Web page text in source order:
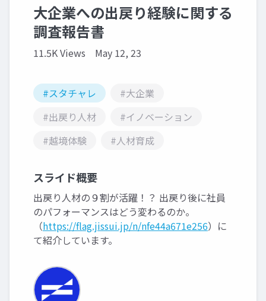
大企業への出戻り経験に関する
調査報告書
11.5K Views May 12, 23
#スタチャレ
#大企業
#出戻り人材
#イノベーション
#越境体験
#人材育成
スライド概要
出戻り人材の９割が活躍！？ 出戻り後に社員
のパフォーマンスはどう変わるのか。
（https://flag.jissui.jp/n/nfe44a671e256）に
て紹介しています。